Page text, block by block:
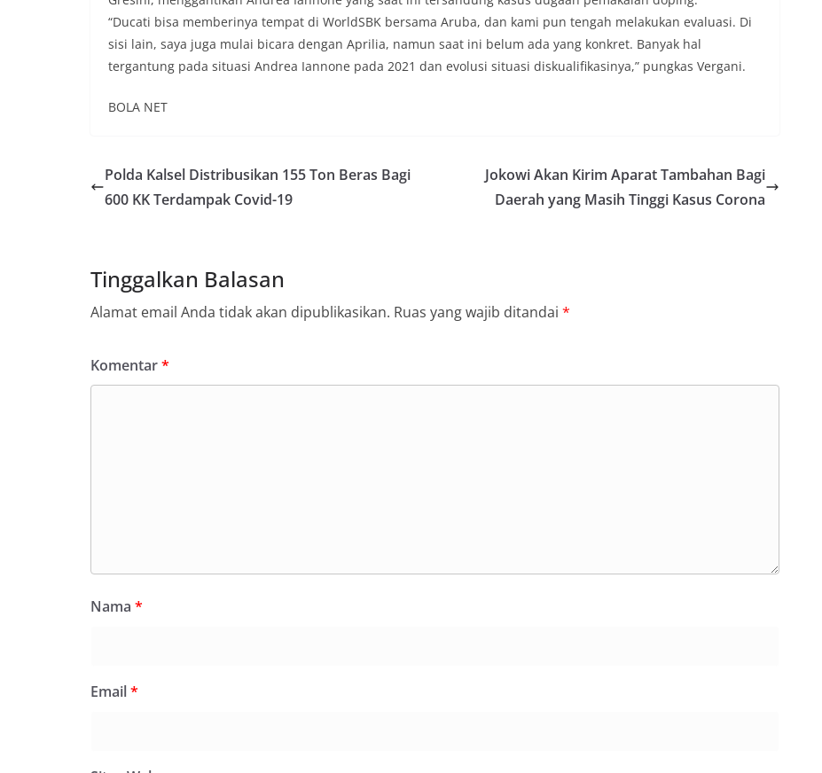
“Ducati bisa memberinya tempat di WorldSBK bersama Aruba, dan kami pun tengah melakukan evaluasi. Di
sisi lain, saya juga mulai bicara dengan Aprilia, namun saat ini belum ada yang konkret. Banyak hal
tergantung pada situasi Andrea Iannone pada 2021 dan evolusi situasi diskualifikasinya,” pungkas Vergani.
BOLA NET
Polda Kalsel Distribusikan 155 Ton Beras Bagi
600 KK Terdampak Covid-19
Jokowi Akan Kirim Aparat Tambahan Bagi
Daerah yang Masih Tinggi Kasus Corona
Tinggalkan Balasan
Alamat email Anda tidak akan dipublikasikan. Ruas yang wajib ditandai *
Komentar*
Nama *
Email*